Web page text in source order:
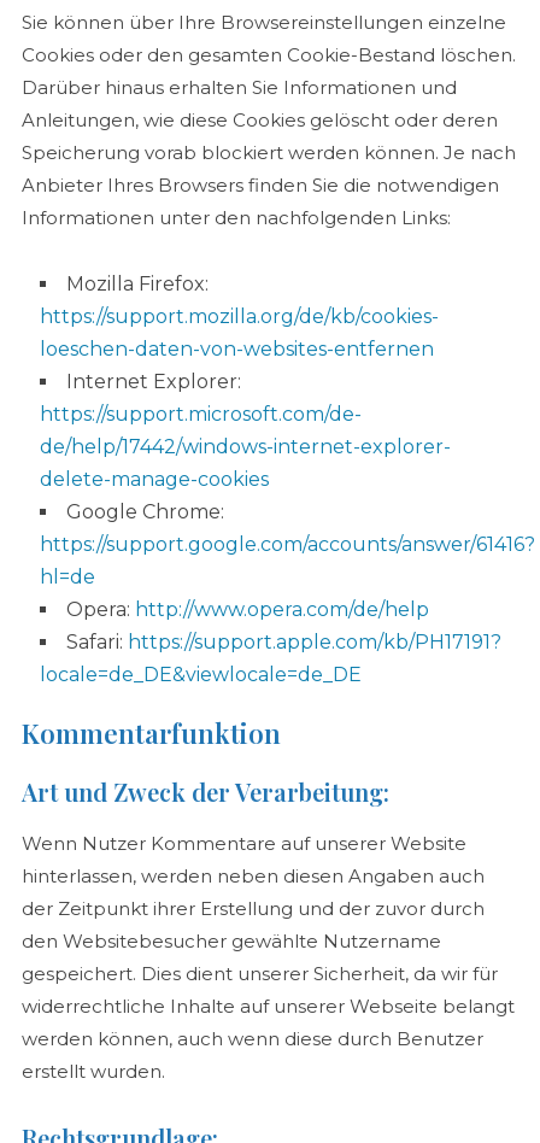
Sie können über Ihre Browsereinstellungen einzelne
Cookies oder den gesamten Cookie-Bestand löschen.
Darüber hinaus erhalten Sie Informationen und
Anleitungen, wie diese Cookies gelöscht oder deren
Speicherung vorab blockiert werden können. Je nach
Anbieter Ihres Browsers finden Sie die notwendigen
Informationen unter den nachfolgenden Links:
Mozilla Firefox:
https://support.mozilla.org/de/kb/cookies-
loeschen-daten-von-websites-entfernen
Internet Explorer:
https://support.microsoft.com/de-
de/help/17442/windows-internet-explorer-
delete-manage-cookies
Google Chrome:
https://support.google.com/accounts/answer/61416?
hl=de
Opera: http://www.opera.com/de/help
Safari: https://support.apple.com/kb/PH17191?
locale=de_DE&viewlocale=de_DE
Kommentarfunktion
Art und Zweck der Verarbeitung:
Wenn Nutzer Kommentare auf unserer Website
hinterlassen, werden neben diesen Angaben auch
der Zeitpunkt ihrer Erstellung und der zuvor durch
den Websitebesucher gewählte Nutzername
gespeichert. Dies dient unserer Sicherheit, da wir für
widerrechtliche Inhalte auf unserer Webseite belangt
werden können, auch wenn diese durch Benutzer
erstellt wurden.